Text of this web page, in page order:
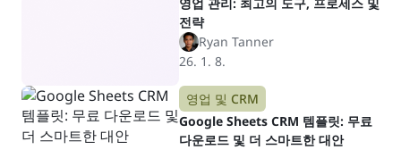
전략
Ryan Tanner
26. 1. 8.
영업 및 CRM
Google Sheets CRM 템플릿: 무료
다운로드 및 더 스마트한 대안